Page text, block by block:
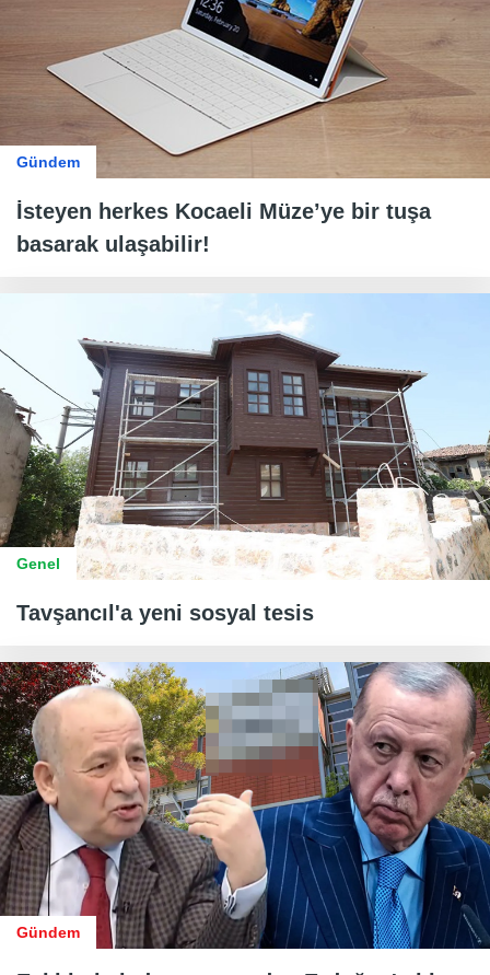
Gündem
İsteyen herkes Kocaeli Müze’ye bir tuşa
basarak ulaşabilir!
Genel
Tavşancıl'a yeni sosyal tesis
Gündem